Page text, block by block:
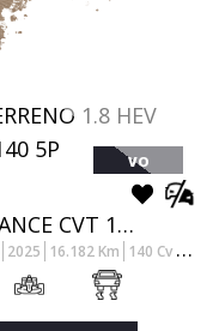
VO
TODOTERRENO 1.8 HEV ADVANCE CVT 140 5P
2025 16.182Km 140 Cv